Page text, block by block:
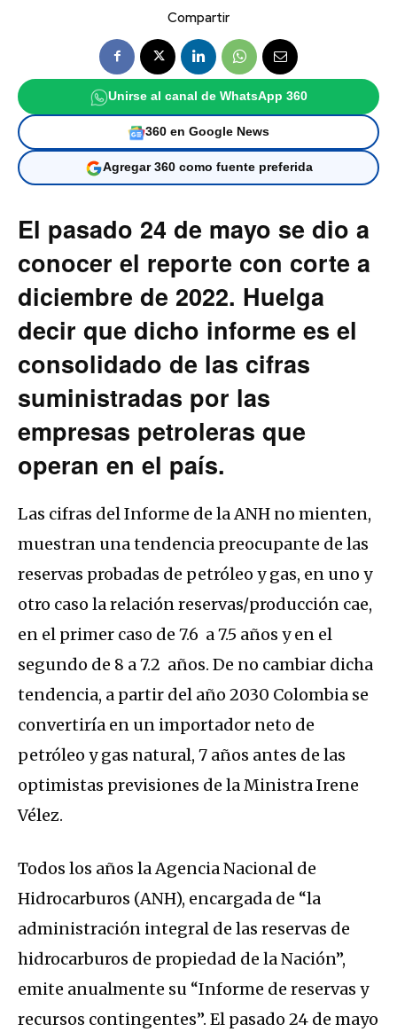
Compartir
Unirse al canal de WhatsApp 360
360 en Google News
Agregar 360 como fuente preferida
El pasado 24 de mayo se dio a
conocer el reporte con corte a
diciembre de 2022. Huelga
decir que dicho informe es el
consolidado de las cifras
suministradas por las
empresas petroleras que
operan en el país.
Las cifras del Informe de la ANH no mienten,
muestran una tendencia preocupante de las
reservas probadas de petróleo y gas, en uno y
otro caso la relación reservas/producción cae,
en el primer caso de 7.6 a 7.5 años y en el
segundo de 8 a 7.2 años. De no cambiar dicha
tendencia, a partir del año 2030 Colombia se
convertiría en un importador neto de
petróleo y gas natural, 7 años antes de las
optimistas previsiones de la Ministra Irene
Vélez.
Todos los años la Agencia Nacional de
Hidrocarburos (ANH), encargada de “la
administración integral de las reservas de
hidrocarburos de propiedad de la Nación”,
emite anualmente su “Informe de reservas y
recursos contingentes”. El pasado 24 de mayo